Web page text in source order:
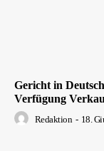
Gericht in
Verfügung
Redaktion - 18.